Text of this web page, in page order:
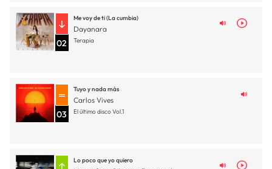
02
Me voy de ti (La cumbia)
Dayanara
Terapia
03
Tuyo y nada más
Carlos Vives
El último disco Vol.1
Lo poco que yo quiero